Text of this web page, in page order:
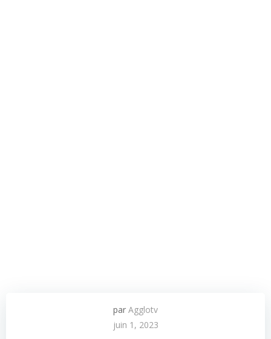
par Agglotv
juin 1, 2023